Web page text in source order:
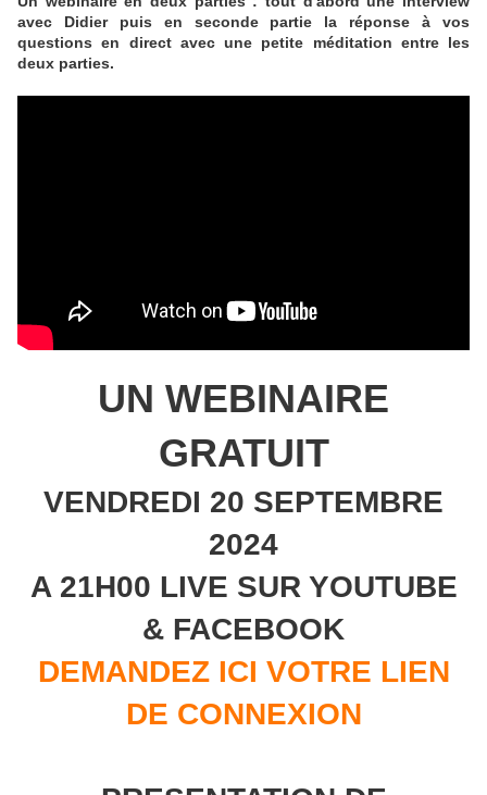
avec Didier puis en seconde partie la réponse à vos
questions en direct avec une petite méditation entre les
deux parties.
UN WEBINAIRE
GRATUIT
VENDREDI 20 SEPTEMBRE
2024
A 21H00 LIVE SUR YOUTUBE
& FACEBOOK
DEMANDEZ ICI VOTRE LIEN
DE CONNEXION